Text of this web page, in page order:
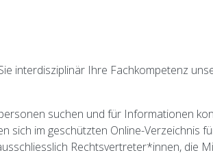
interdisziplinär Ihre Fachkompetenz
suchen und für Informationen
sich im geschützten Online-
Rechtsvertreter*innen, die